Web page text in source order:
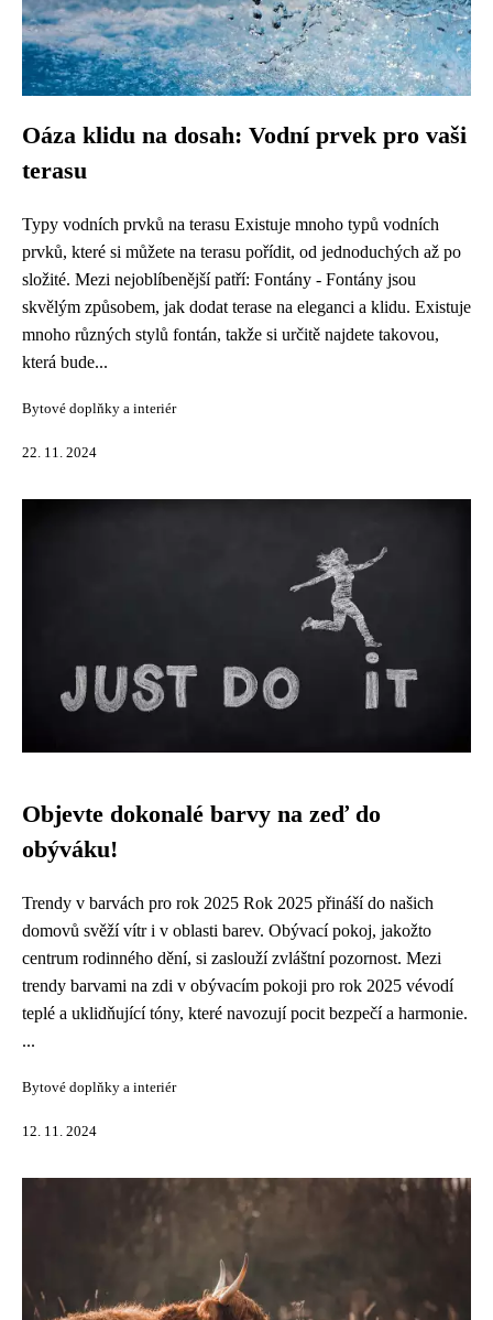
Oáza klidu na dosah: Vodní prvek pro vaši
terasu
Typy vodních prvků na terasu Existuje mnoho typů vodních
prvků, které si můžete na terasu pořídit, od jednoduchých až po
složité. Mezi nejoblíbenější patří: Fontány - Fontány jsou
skvělým způsobem, jak dodat terase na eleganci a klidu. Existuje
mnoho různých stylů fontán, takže si určitě najdete takovou,
která bude...
Bytové doplňky a interiér
22. 11. 2024
Objevte dokonalé barvy na zeď do
obýváku!
Trendy v barvách pro rok 2025 Rok 2025 přináší do našich
domovů svěží vítr i v oblasti barev. Obývací pokoj, jakožto
centrum rodinného dění, si zaslouží zvláštní pozornost. Mezi
trendy barvami na zdi v obývacím pokoji pro rok 2025 vévodí
teplé a uklidňující tóny, které navozují pocit bezpečí a harmonie.
...
Bytové doplňky a interiér
12. 11. 2024